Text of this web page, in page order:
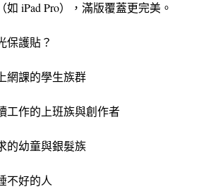
iPad Pro），滿版覆蓋更完美。
保護貼？
網課的學生族群
工作的上班族與創作者
的幼童與銀髮族
不好的人